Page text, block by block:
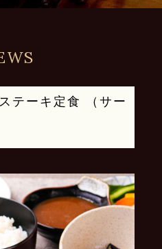
テーキ定食 （サー